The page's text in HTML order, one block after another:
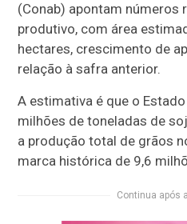
(Conab) apontam números
produtivo, com área
hectares, crescimento de
relação à safra anterior.
A estimativa é que o
milhões de toneladas de
a produção total de grãos
marca histórica de 9,6
Continua após